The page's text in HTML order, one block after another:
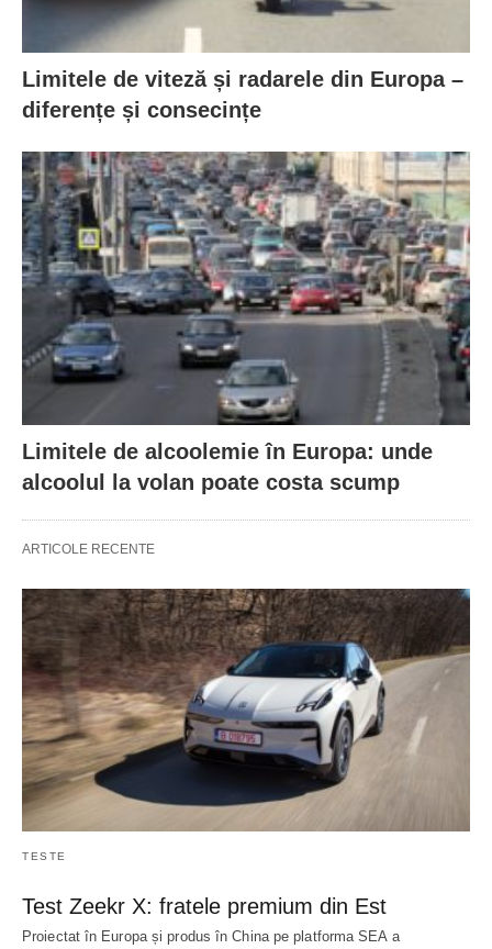
Limitele de viteză și radarele din Europa –
diferențe și consecințe
Limitele de alcoolemie în Europa: unde
alcoolul la volan poate costa scump
ARTICOLE RECENTE
TESTE
Test Zeekr X: fratele premium din Est
Proiectat în Europa și produs în China pe platforma SEA a